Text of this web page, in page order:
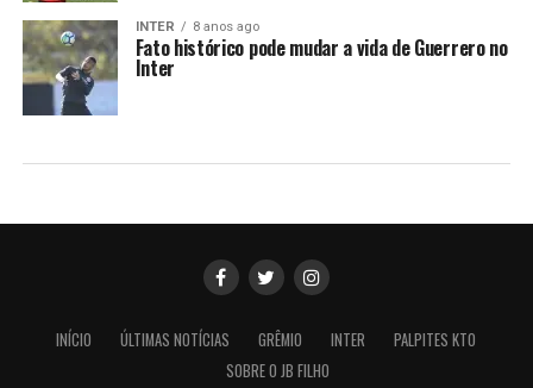
INTER 8 anos ago
Fato histórico pode mudar a vida de Guerrero no
Inter
INÍCIO ÚLTIMAS NOTÍCIAS GRÊMIO INTER
PALPITES KTO
SOBRE O JB FILHO